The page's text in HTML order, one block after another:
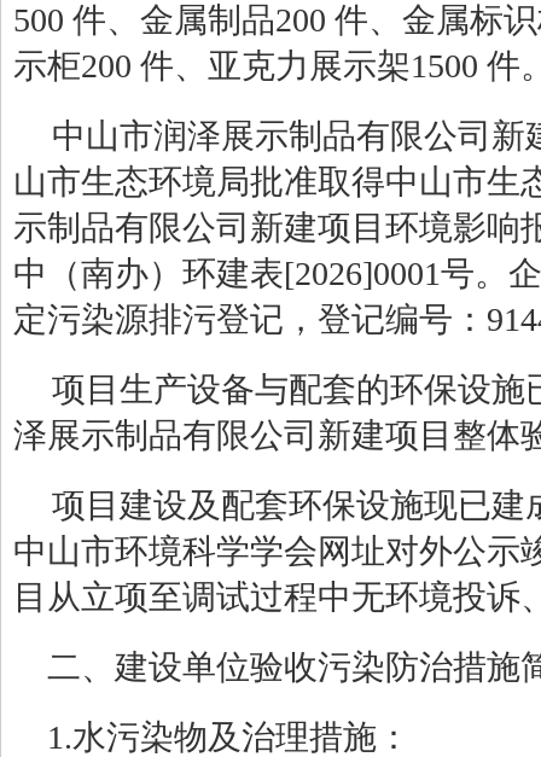
500 件、金属制品200 件、金属标
示柜200 件、亚克力展示架1500 件
中山市润泽展示制品有限公司新
山市生态环境局批准取得中山市生
示制品有限公司新建项目环境影响
中（南办）环建表[2026]0001号。
定污染源排污登记，登记编号：
项目生产设备与配套的环保设
泽展示制品有限公司新建项目整体
项目建设及配套环保设施现已建
中山市环境科学学会网址对外公示
目从立项至调试过程中无环境投诉
二、建设单位验收污染防治措施
1.水污染物及治理措施：